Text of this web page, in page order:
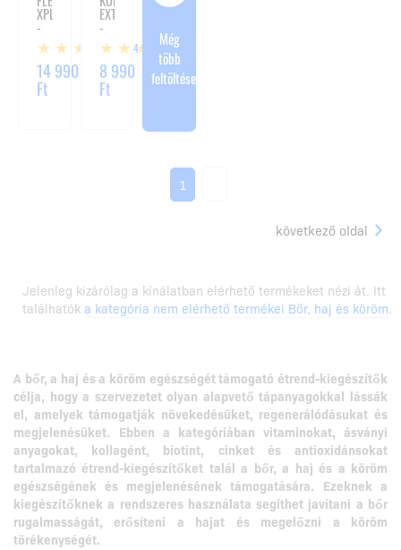
XPLODE
-
360G 14
14 990
Ft
EXTRA
-
300G
8 990
Ft
Még
több
feltöltése
1
következő oldal
Jelenleg kizárólag a kínálatban elérhető termékeket nézi át. Itt
találhatók a kategória nem elérhető termékei Bőr, haj és köröm.
A bőr, a haj és a köröm egészségét támogató étrend-kiegészítők
célja, hogy a szervezetet olyan alapvető tápanyagokkal lássák
el, amelyek támogatják növekedésüket, regenerálódásukat és
megjelenésüket. Ebben a kategóriában vitaminokat, ásványi
anyagokat, kollagént, biotint, cinket és antioxidánsokat
tartalmazó étrend-kiegészítőket talál a bőr, a haj és a köröm
egészségének és megjelenésének támogatására. Ezeknek a
kiegészítőknek a rendszeres használata segíthet javítani a bőr
rugalmasságát, erősíteni a hajat és megelőzni a köröm
törékenységét.